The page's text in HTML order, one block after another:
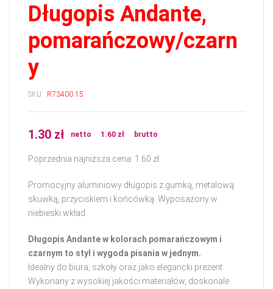
Długopis Andante,
pomarańczowy/czarn
y
SKU : R73400.15
1.30 zł netto 1.60 zł brutto
Poprzednia najniższa cena: 1.60 zł
Promocyjny aluminiowy długopis z gumką, metalową
skuwką, przyciskiem i końcówką. Wyposażony w
niebieski wkład.
Długopis Andante w kolorach pomarańczowym i
czarnym to styl i wygoda pisania w jednym.
Idealny do biura, szkoły oraz jako elegancki prezent.
Wykonany z wysokiej jakości materiałów, doskonale